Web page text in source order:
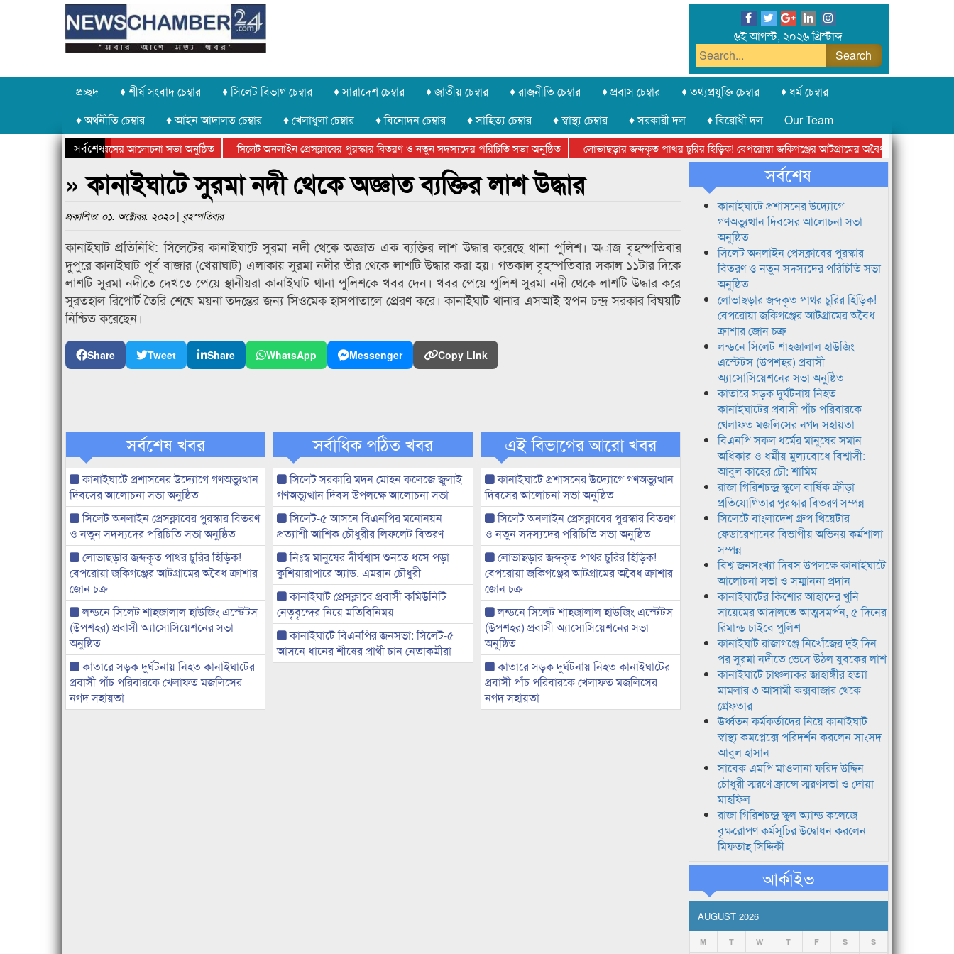
৬ই আগস্ট, ২০২৬ খ্রিস্টাব্দ
প্রচ্ছদ ♦ শীর্ষ সংবাদ চেম্বার ♦ সিলেট বিভাগ চেম্বার ♦ সারাদেশ চেম্বার ♦ জাতীয় চেম্বার ♦ রাজনীতি চেম্বার ♦ প্রবাস চেম্বার ♦ তথ্যপ্রযুক্তি চেম্বার
♦ ধর্ম চেম্বার
♦ অর্থনীতি চেম্বার
♦ আইন আদালত চেম্বার ♦ খেলাধুলা চেম্বার ♦ বিনোদন চেম্বার ♦ সাহিত্য চেম্বার ♦ স্বাস্থ্য চেম্বার ♦ সরকারী দল ♦ বিরোধী দল
Our Team
সর্বশেষ
উদ্যোগে গণঅভ্যুত্থান দিবসের আলোচনা সভা অনুষ্ঠিত সিলেট অনলাইন প্রেসক্লাবের পুরস্কার বিতরণ ও নতুন সদস্যদের পরিচিতি সভা অনুষ্ঠিত
লোভাছড়ার জব্দকৃত পাথর চুরির হিড়িক! বেপরোয়া জকিগঞ্জের আটগ্রামের অবৈধ ক্রাশার জোন চক্র
কানাইঘাটে আলোচনা সভা ও সম্মাননা প্রদান
কানাইঘাটের কিশোর আহাদের খুনি সায়েমের আদালতে আত্মসমর্পন, ৫ দিনের রিমান্ড চাইবে পুলিশ
» কানাইঘাটে সুরমা নদী থেকে অজ্ঞাত ব্যক্তির লাশ উদ্ধার
প্রকাশিত: ০১. অক্টোবর. ২০২০ | বৃহস্পতিবার
কানাইঘাট প্রতিনিধি: সিলেটের কানাইঘাটে সুরমা নদী থেকে অজ্ঞাত এক ব্যক্তির লাশ উদ্ধার করেছে থানা পুলিশ। অাজ বৃহস্পতিবার
দুপুরে কানাইঘাট পূর্ব বাজার (খেয়াঘাট) এলাকায় সুরমা নদীর তীর থেকে লাশটি উদ্ধার করা হয়। গতকাল বৃহস্পতিবার সকাল ১১টার দিকে
লাশটি সুরমা নদীতে দেখতে পেয়ে স্থানীয়রা কানাইঘাট থানা পুলিশকে খবর দেন। খবর পেয়ে পুলিশ সুরমা নদী থেকে লাশটি উদ্ধার করে
সুরতহাল রিপোর্ট তৈরি শেষে ময়না তদন্তের জন্য সিওমেক হাসপাতালে প্রেরণ করে। কানাইঘাট থানার এসআই স্বপন চন্দ্র সরকার বিষয়টি
নিশ্চিত করেছেন।
Share Tweet Share WhatsApp Messenger Copy Link
সর্বশেষ খবর
কানাইঘাটে প্রশাসনের উদ্যোগে গণঅভ্যুত্থান
দিবসের আলোচনা সভা অনুষ্ঠিত
সিলেট অনলাইন প্রেসক্লাবের পুরস্কার বিতরণ
ও নতুন সদস্যদের পরিচিতি সভা অনুষ্ঠিত
লোভাছড়ার জব্দকৃত পাথর চুরির হিড়িক!
বেপরোয়া জকিগঞ্জের আটগ্রামের অবৈধ ক্রাশার
জোন চক্র
লন্ডনে সিলেট শাহজালাল হাউজিং এস্টেটস
(উপশহর) প্রবাসী অ্যাসোসিয়েশনের সভা
অনুষ্ঠিত
কাতারে সড়ক দুর্ঘটনায় নিহত কানাইঘাটের
প্রবাসী পাঁচ পরিবারকে খেলাফত মজলিসের
নগদ সহায়তা
সর্বাধিক পঠিত খবর
সিলেট সরকারি মদন মোহন কলেজে জুলাই
গণঅভ্যুত্থান দিবস উপলক্ষে আলোচনা সভা
সিলেট-৫ আসনে বিএনপির মনোনয়ন
প্রত্যাশী আশিক চৌধুরীর লিফলেট বিতরণ
নিঃস্ব মানুষের দীর্ঘশ্বাস শুনতে ধসে পড়া
কুশিয়ারাপারে অ্যাড. এমরান চৌধুরী
কানাইঘাট প্রেসক্লাবে প্রবাসী কমিউনিটি
নেতৃবৃন্দের নিয়ে মতিবিনিময়
কানাইঘাটে বিএনপির জনসভা: সিলেট-৫
আসনে ধানের শীষের প্রার্থী চান নেতাকর্মীরা
এই বিভাগের আরো খবর
কানাইঘাটে প্রশাসনের উদ্যোগে গণঅভ্যুত্থান
দিবসের আলোচনা সভা অনুষ্ঠিত
সিলেট অনলাইন প্রেসক্লাবের পুরস্কার বিতরণ
ও নতুন সদস্যদের পরিচিতি সভা অনুষ্ঠিত
লোভাছড়ার জব্দকৃত পাথর চুরির হিড়িক!
বেপরোয়া জকিগঞ্জের আটগ্রামের অবৈধ ক্রাশার
জোন চক্র
লন্ডনে সিলেট শাহজালাল হাউজিং এস্টেটস
(উপশহর) প্রবাসী অ্যাসোসিয়েশনের সভা
অনুষ্ঠিত
কাতারে সড়ক দুর্ঘটনায় নিহত কানাইঘাটের
প্রবাসী পাঁচ পরিবারকে খেলাফত মজলিসের
নগদ সহায়তা
সর্বশেষ
কানাইঘাটে প্রশাসনের উদ্যোগে
গণঅভ্যুত্থান দিবসের আলোচনা সভা
অনুষ্ঠিত
সিলেট অনলাইন প্রেসক্লাবের পুরস্কার
বিতরণ ও নতুন সদস্যদের পরিচিতি সভা
অনুষ্ঠিত
লোভাছড়ার জব্দকৃত পাথর চুরির হিড়িক!
বেপরোয়া জকিগঞ্জের আটগ্রামের অবৈধ
ক্রাশার জোন চক্র
লন্ডনে সিলেট শাহজালাল হাউজিং
এস্টেটস (উপশহর) প্রবাসী
অ্যাসোসিয়েশনের সভা অনুষ্ঠিত
কাতারে সড়ক দুর্ঘটনায় নিহত
কানাইঘাটের প্রবাসী পাঁচ পরিবারকে
খেলাফত মজলিসের নগদ সহায়তা
বিএনপি সকল ধর্মের মানুষের সমান
অধিকার ও ধর্মীয় মুল্যবোধে বিশ্বাসী:
আবুল কাহের চৌ: শামিম
রাজা গিরিশচন্দ্র স্কুলে বার্ষিক ক্রীড়া
প্রতিযোগিতার পুরস্কার বিতরণ সম্পন্ন
সিলেটে বাংলাদেশ গ্রুপ থিয়েটার
ফেডারেশানের বিভাগীয় অভিনয় কর্মশালা
সম্পন্ন
বিশ্ব জনসংখ্যা দিবস উপলক্ষে কানাইঘাটে
আলোচনা সভা ও সম্মাননা প্রদান
কানাইঘাটের কিশোর আহাদের খুনি
সায়েমের আদালতে আত্মসমর্পন, ৫ দিনের
রিমান্ড চাইবে পুলিশ
কানাইঘাট রাজাগঞ্জে নিখোঁজের দুই দিন
পর সুরমা নদীতে ভেসে উঠল যুবকের লাশ
কানাইঘাটে চাঞ্চল্যকর জাহাঙ্গীর হত্যা
মামলার ৩ আসামী কক্সবাজার থেকে
গ্রেফতার
উর্ধ্বতন কর্মকর্তাদের নিয়ে কানাইঘাট
স্বাস্থ্য কমপ্লেক্সে পরিদর্শন করলেন সাংসদ
আবুল হাসান
সাবেক এমপি মাওলানা ফরিদ উদ্দিন
চৌধুরী স্মরণে ফ্রান্সে স্মরণসভা ও দোয়া
মাহফিল
রাজা গিরিশচন্দ্র স্কুল অ্যান্ড কলেজে
বৃক্ষরোপণ কর্মসূচির উদ্বোধন করলেন
মিফতাহ্ সিদ্দিকী
আর্কাইভ
AUGUST 2026
M T W T F S S